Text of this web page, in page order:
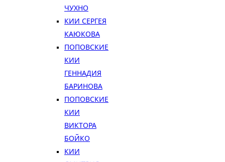
ЧУХНО
КИИ СЕРГЕЯ
КАЮКОВА
ПОПОВСКИЕ
КИИ
ГЕННАДИЯ
БАРИНОВА
ПОПОВСКИЕ
КИИ
ВИКТОРА
БОЙКО
КИИ